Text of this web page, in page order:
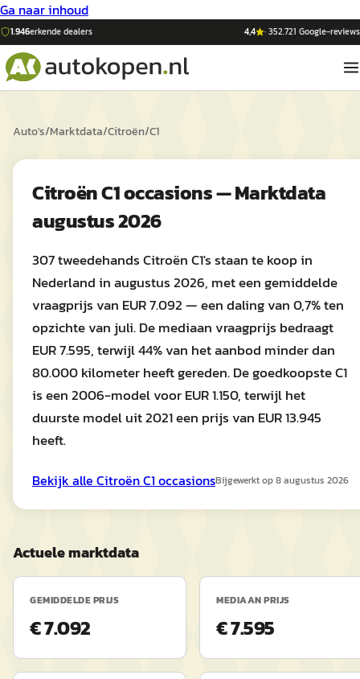
Ga naar inhoud
1.946erkende dealers 4,4 ·352.721 Google-reviews
Auto's/Marktdata/Citroën/C1
Citroën C1 occasions — Marktdata
augustus 2026
307 tweedehands Citroën C1's staan te koop in
Nederland in augustus 2026, met een gemiddelde
vraagprijs van EUR 7.092 — een daling van 0,7% ten
opzichte van juli. De mediaan vraagprijs bedraagt
EUR 7.595, terwijl 44% van het aanbod minder dan
80.000 kilometer heeft gereden. De goedkoopste C1
is een 2006-model voor EUR 1.150, terwijl het
duurste model uit 2021 een prijs van EUR 13.945
heeft.
Bekijk alle CitroënC1 occasionsBijgewerkt op8 augustus 2026
Actuele marktdata
GEMIDDELDE PRIJS
€ 7.092
MEDIAAN PRIJS
€ 7.595